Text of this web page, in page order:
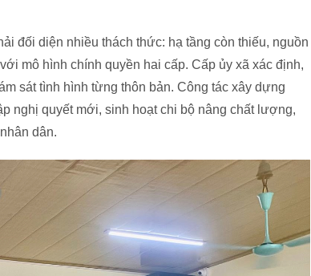
đối diện nhiều thách thức: hạ tầng còn thiếu, nguồn
mô hình chính quyền hai cấp. Cấp ủy xã xác định,
sát tình hình từng thôn bản. Công tác xây dựng
nghị quyết mới, sinh hoạt chi bộ nâng chất lượng,
dân.